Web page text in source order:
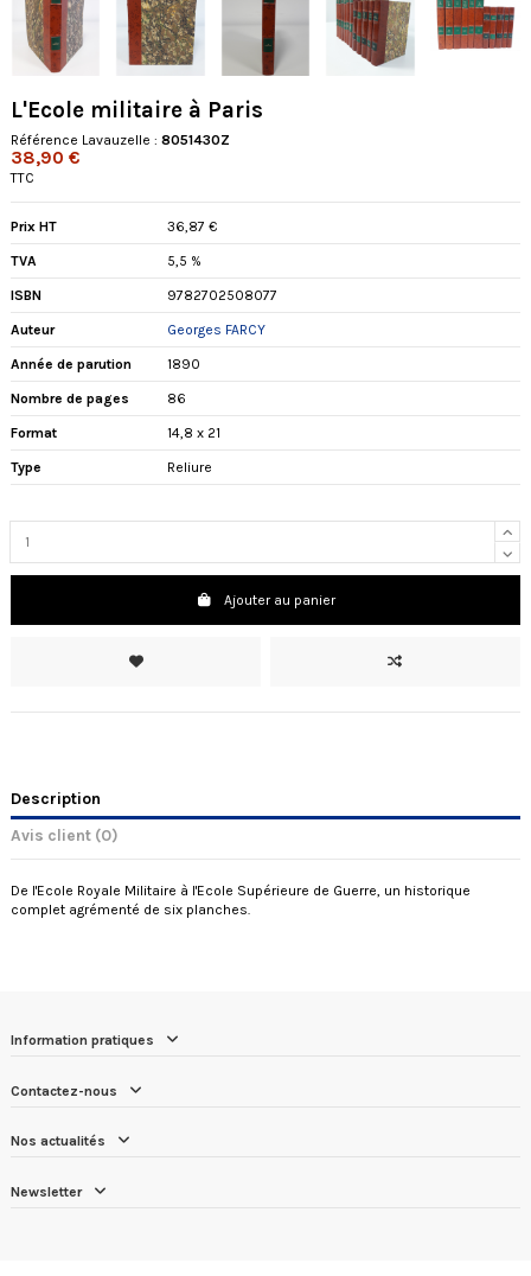
L'Ecole militaire à Paris
Référence Lavauzelle : 8051430Z
38,90 €
TTC
Prix HT 36,87 €
TVA 5,5 %
ISBN 9782702508077
Auteur Georges FARCY
Année de parution 1890
Nombre de pages 86
Format 14,8 x 21
Type Reliure
Ajouter au panier
Description
Avis client (0)
De l'Ecole Royale Militaire à l'Ecole Supérieure de Guerre, un historique
complet agrémenté de six planches.
Information pratiques
Contactez-nous
Nos actualités
Newsletter